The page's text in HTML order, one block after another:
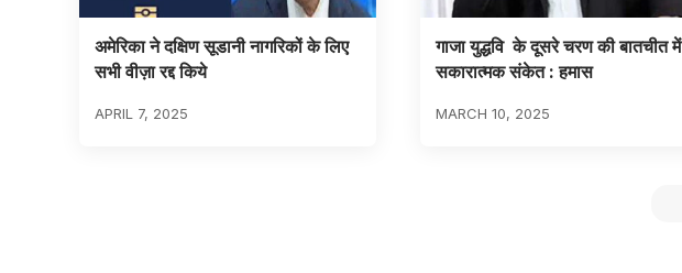
अमेरिका ने दक्षिण सूडानी नागरिकों के लिए
सभी वीज़ा रद्द किये
APRIL 7, 2025
गाजा युद्धवि के दूसरे चरण की बातचीत में
सकारात्मक संकेत : हमास
MARCH 10, 2025